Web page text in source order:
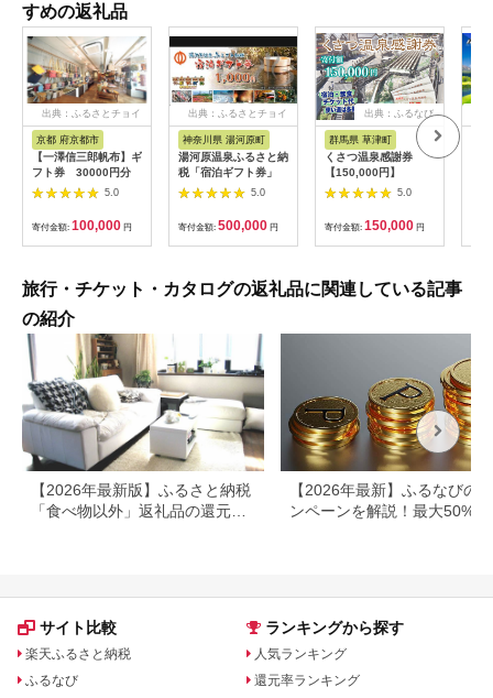
すめの返礼品
出典：ふるさとチョイ
ス
京都 府京都市
【一澤信三郎帆布】ギ
フト券 30000円分
5.0
寄付金額: 100,000 円
出典：ふるさとチョイ
ス
神奈川県 湯河原町
湯河原温泉ふるさと納
税「宿泊ギフト券」
5.0
寄付金額: 500,000 円
出典：ふるなび
群馬県 草津町
くさつ温泉感謝券
【150,000円】
5.0
寄付金額: 150,000 円
旅行・チケット・カタログの返礼品に関連している記事
の紹介
【2026年最新版】ふるさと納税
「食べ物以外」返礼品の還元率
【2026年最新】ふるなびの
ンペーンを解説！最大50%還
サイト比較
楽天ふるさと納税
ふるなび
ランキングから探す
人気ランキング
還元率ランキング